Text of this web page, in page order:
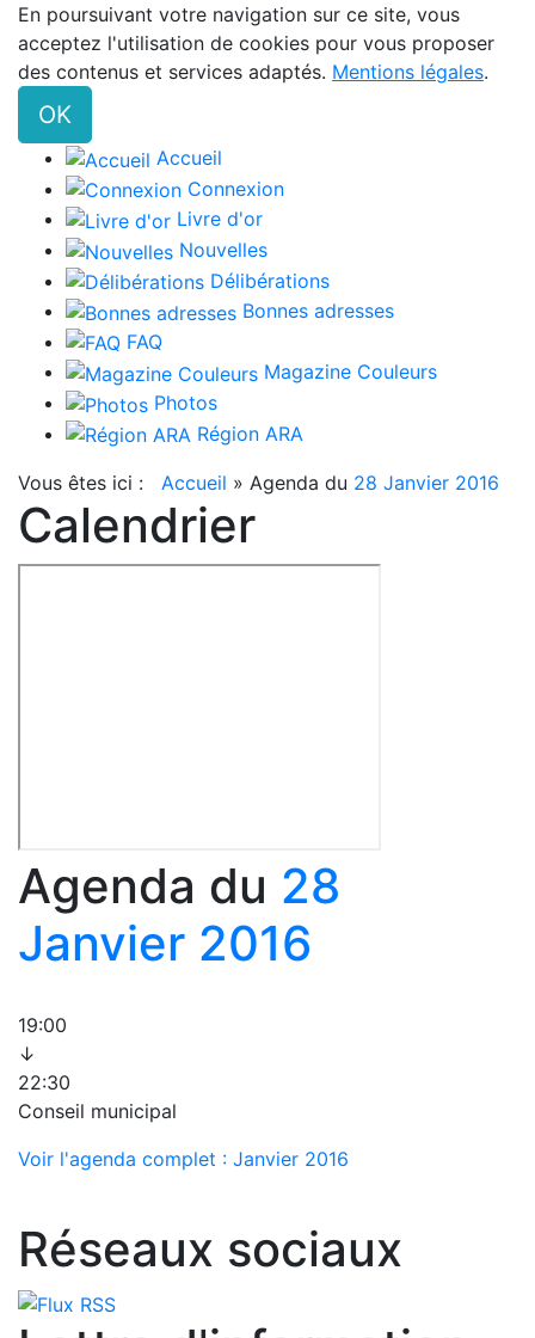
En poursuivant votre navigation sur ce site, vous
acceptez l'utilisation de cookies pour vous proposer
des contenus et services adaptés. Mentions légales.
OK
Accueil
Connexion
Livre d'or
Nouvelles
Délibérations
Bonnes adresses
FAQ
Magazine Couleurs
Photos
Région ARA
Vous êtes ici : Accueil » Agenda du 28 Janvier 2016
Calendrier
Agenda du 28
Janvier 2016
19:00
↓
22:30
Conseil municipal
Voir l'agenda complet : Janvier 2016
Réseaux sociaux